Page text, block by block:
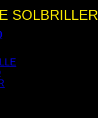
i kurven.
SOLBRILLER